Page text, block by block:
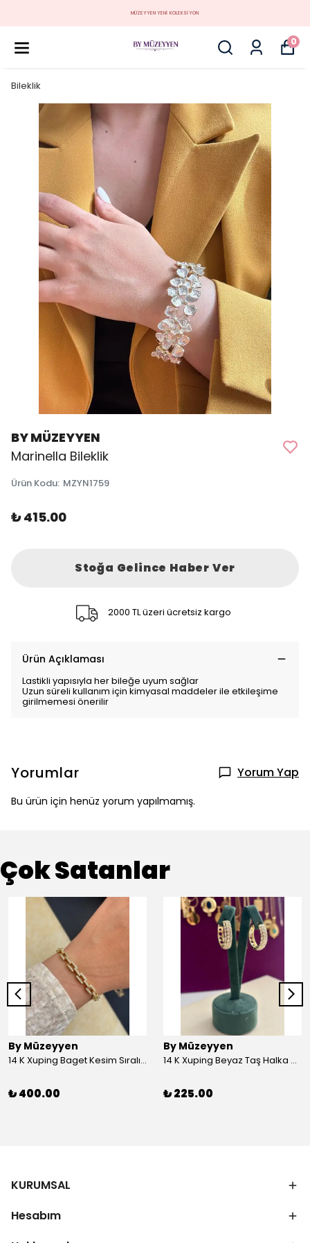
MÜZEYYEN YENİ KOLEKSİYON
0
Bileklik
BY MÜZEYYEN
Marinella Bileklik
Ürün Kodu: MZYN1759
₺ 415.00
Stoğa Gelince Haber Ver
2000 TL üzeri ücretsiz kargo
Ürün Açıklaması
Lastikli yapısıyla her bileğe uyum sağlar
Uzun süreli kullanım için kimyasal maddeler ile etkileşime
girilmemesi önerilir
Yorumlar Yorum Yap
Bu ürün için henüz yorum yapılmamış.
Çok Satanlar
By Müzeyyen
14 K Xuping Baget Kesim Sıralı Bileklik
₺ 400.00
By Müzeyyen
14 K Xuping Beyaz Taş Halka Küpe
₺ 225.00
KURUMSAL
Hesabım